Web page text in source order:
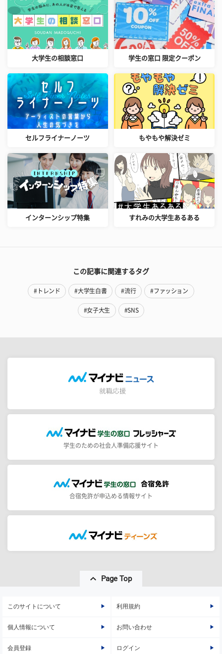
大学生の相談窓口 学生の窓口 限定クーポン
セルフライナーノーツ もやもや解決ゼミ
インターンシップ特集 すれみの大学生あるある
この記事に関連するタグ
#トレンド #大学生白書 #流行 #ファッション
#女子大生 #SNS
学生のための社会人準備応援サイト
合宿免許が申込める情報サイト
Page Top
このサイトについて 利用規約
個人情報について お問い合わせ
会員登録 ログイン